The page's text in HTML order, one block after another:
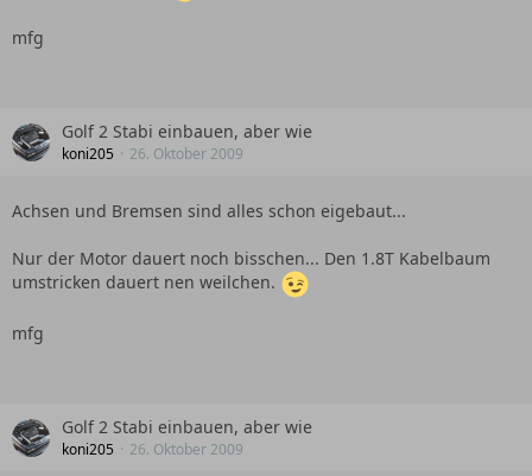
mfg
Golf 2 Stabi einbauen, aber wie
koni205 26. Oktober 2009
Achsen und Bremsen sind alles schon eigebaut...
Nur der Motor dauert noch bisschen... Den 1.8T Kabelbaum
umstricken dauert nen weilchen.
mfg
Golf 2 Stabi einbauen, aber wie
koni205 26. Oktober 2009